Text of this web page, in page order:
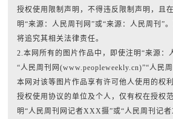
授权使用限制声明，不得违反限制声明，且
明“来源：人民周刊网”或“来源：人民周刊”
将追究其相关法律责任。
2.本网所有的图片作品中，即使注明“来源：
“人民周刊网(www.peopleweekly.cn)”“人民
本网对该等图片作品享有许可他人使用的权
授权使用协议的单位及个人，仅有权在授权
明“人民周刊网记者XXX摄”或“人民周刊记